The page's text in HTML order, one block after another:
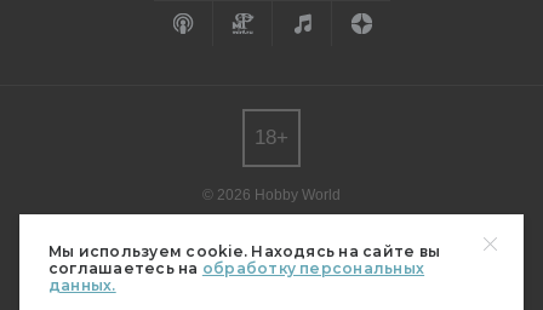
Мы используем cookie. Находясь на сайте вы
соглашаетесь на обработку персональных
данных.
© 2026 Hobby World
редакции.
Мнение авторов может не совпадать с мнением редакции.
Свидетельство о регистрации СМИ серия Эл № ФС77-82485
18+